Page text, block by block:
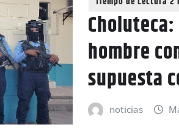
hombre
supuesta
noticias